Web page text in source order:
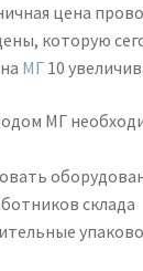
цена
которую
МГ 10
МГ
склада